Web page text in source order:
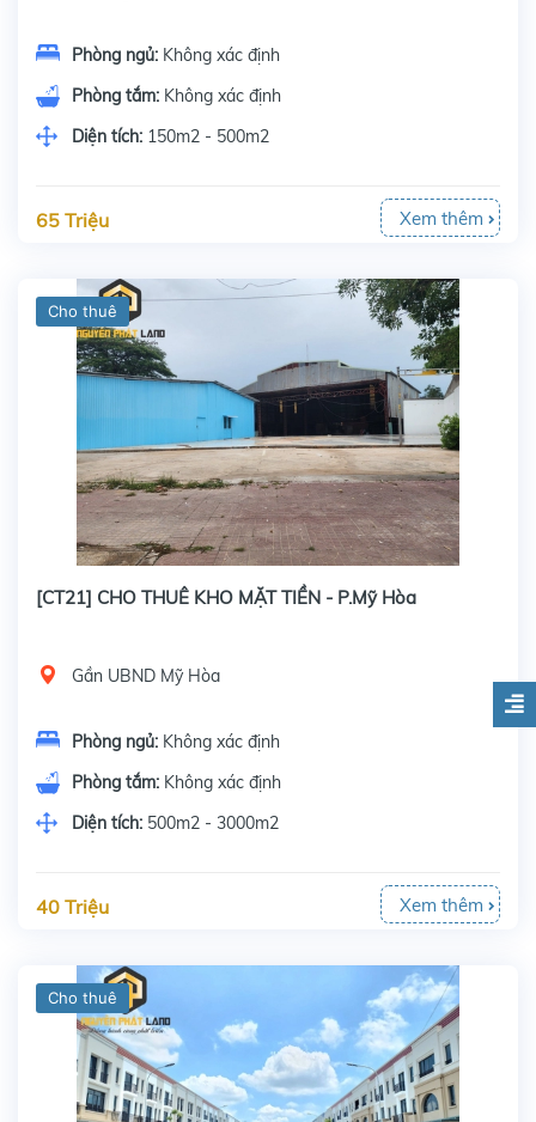
Phòng ngủ: Không xác định
Phòng tắm: Không xác định
Diện tích: 150m2 - 500m2
65 Triệu Xem thêm
Cho thuê
[CT21] CHO THUÊ KHO MẶT TIỀN - P.Mỹ Hòa
Gần UBND Mỹ Hòa
Phòng ngủ: Không xác định
Phòng tắm: Không xác định
Diện tích: 500m2 - 3000m2
40 Triệu Xem thêm
Cho thuê